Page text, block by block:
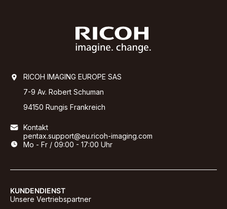
RICOH IMAGING EUROPE SAS
7-9 Av. Robert Schuman
94150 Rungis Frankreich
Kontakt
pentax.support@eu.ricoh-imaging.com
Mo - Fr / 09:00 - 17:00 Uhr
KUNDENDIENST
Unsere Vertriebspartner